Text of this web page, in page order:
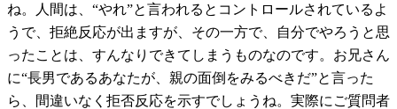
ね。人間は、“やれ”と言われるとコントロールされているよ
うで、拒絶反応が出ますが、その一方で、自分でやろうと思
ったことは、すんなりできてしまうものなのです。お兄さん
に“長男であるあなたが、親の面倒をみるべきだ”と言った
ら、間違いなく拒否反応を示すでしょうね。実際にご質問者